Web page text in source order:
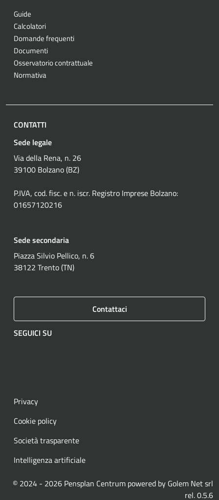
Guide
Calcolatori
Domande frequenti
Documenti
Osservatorio contrattuale
Normativa
CONTATTI
Sede legale
Via della Rena, n. 26
39100 Bolzano (BZ)
P.IVA, cod. fisc. e n. iscr. Registro Imprese Bolzano:
01657120216
Sede secondaria
Piazza Silvio Pellico, n. 6
38122 Trento (TN)
Contattaci
SEGUICI SU
Privacy
Cookie policy
Società trasparente
Intelligenza artificiale
© 2024 - 2026 Pensplan Centrum powered by Golem Net srl
rel. 0.5.6